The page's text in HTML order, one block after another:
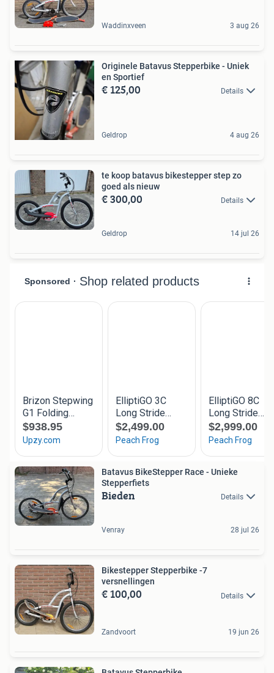
Waddinxveen 3 aug 26
Originele Batavus Stepperbike - Uniek
en Sportief
€ 125,00 Details
Geldrop 4 aug 26
te koop batavus bikestepper step zo
goed als nieuw
€ 300,00 Details
Geldrop 14 jul 26
Batavus BikeStepper Race - Unieke
Stepperfiets
Bieden Details
Venray 28 jul 26
Bikestepper Stepperbike -7
versnellingen
€ 100,00 Details
Zandvoort 19 jun 26